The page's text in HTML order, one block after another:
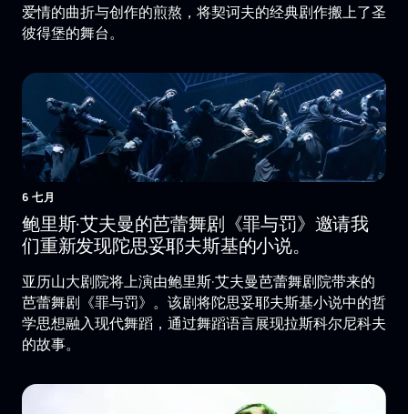
爱情的曲折与创作的煎熬，将契诃夫的经典剧作搬上了圣
彼得堡的舞台。
6 七月
鲍里斯·艾夫曼的芭蕾舞剧《罪与罚》邀请我
们重新发现陀思妥耶夫斯基的小说。
亚历山大剧院将上演由鲍里斯·艾夫曼芭蕾舞剧院带来的
芭蕾舞剧《罪与罚》。该剧将陀思妥耶夫斯基小说中的哲
学思想融入现代舞蹈，通过舞蹈语言展现拉斯科尔尼科夫
的故事。